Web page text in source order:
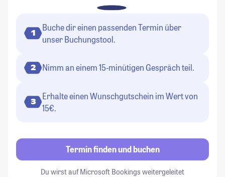
1
Buche dir einen passenden Termin über
unser Buchungstool.
2 Nimm an einem 15-minütigen Gespräch teil.
3
Erhalte einen Wunschgutschein im Wert von
15€.
Termin finden und buchen
Du wirst auf Microsoft Bookings weitergeleitet